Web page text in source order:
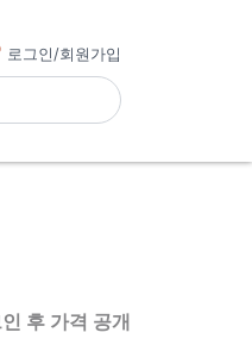
로그인/회원가입
인 후 가격 공개